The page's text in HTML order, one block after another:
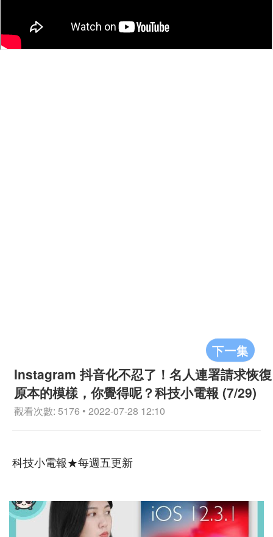
下一集
Instagram 抖音化不忍了！名人連署請求恢復
原本的模樣，你覺得呢？科技小電報 (7/29)
觀看次數: 5176 • 2022-07-28 12:10
科技小電報★每週五更新